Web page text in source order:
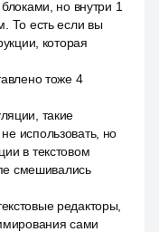
но внутри 1
То есть если вы
которая
тоже 4
такие
использовать, но
в текстовом
смешивались
редакторы,
сами